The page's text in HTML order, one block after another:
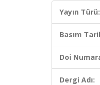
Yayın Türü:
Basım
Doi
Dergi Adı: